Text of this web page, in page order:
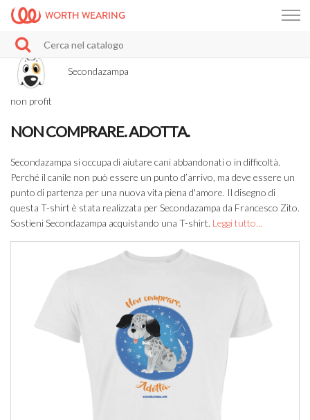
WORTH WEARING
Secondazampa
non profit
NON COMPRARE. ADOTTA.
Secondazampa si occupa di aiutare cani abbandonati o in difficoltà.
Perché il canile non può essere un punto d’arrivo, ma deve essere un
punto di partenza per una nuova vita piena d'amore. Il disegno di
questa T-shirt è stata realizzata per Secondazampa da Francesco Zito.
Sostieni Secondazampa acquistando una T-shirt. Leggi tutto...